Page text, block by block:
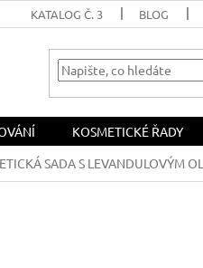
KATALOG Č. 3 BLOG
KOSMETICKÉ ŘADY
SADA S LEVANDULOVÝM